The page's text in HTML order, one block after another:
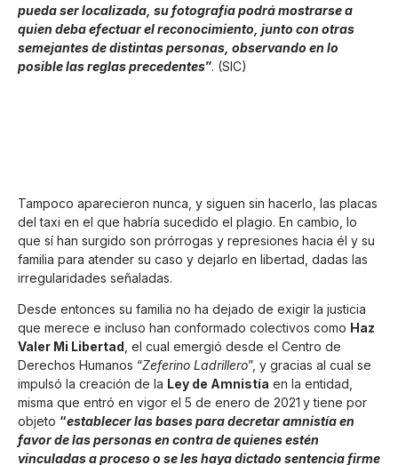
pueda ser localizada, su fotografía podrá mostrarse a
quien deba efectuar el reconocimiento, junto con otras
semejantes de distintas personas, observando en lo
posible las reglas precedentes”. (SIC)
Tampoco aparecieron nunca, y siguen sin hacerlo, las placas
del taxi en el que habría sucedido el plagio. En cambio, lo
que sí han surgido son prórrogas y represiones hacia él y su
familia para atender su caso y dejarlo en libertad, dadas las
irregularidades señaladas.
Desde entonces su familia no ha dejado de exigir la justicia
que merece e incluso han conformado colectivos como Haz
Valer Mi Libertad, el cual emergió desde el Centro de
Derechos Humanos “Zeferino Ladrillero”, y gracias al cual se
impulsó la creación de la Ley de Amnistía en la entidad,
misma que entró en vigor el 5 de enero de 2021 y tiene por
objeto “establecer las bases para decretar amnistía en
favor de las personas en contra de quienes estén
vinculadas a proceso o se les haya dictado sentencia firme